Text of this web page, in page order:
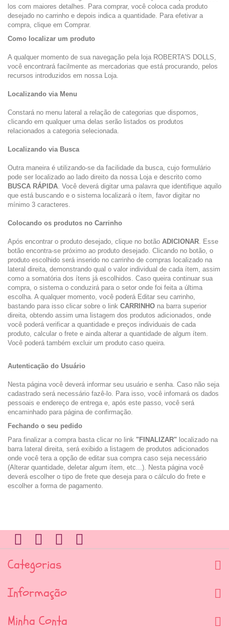
los com maiores detalhes. Para comprar, você coloca cada produto
desejado no carrinho e depois indica a quantidade. Para efetivar a
compra, clique em Comprar.
Como localizar um produto
A qualquer momento de sua navegação pela loja ROBERTA'S DOLLS,
você encontrará facilmente as mercadorias que está procurando, pelos
recursos introduzidos em nossa Loja.
Localizando via Menu
Constará no menu lateral a relação de categorias que dispomos,
clicando em qualquer uma delas serão listados os produtos
relacionados a categoria selecionada.
Localizando via Busca
Outra maneira é utilizando-se da facilidade da busca, cujo formulário
pode ser localizado ao lado direito da nossa Loja e descrito como
BUSCA RÁPIDA. Você deverá digitar uma palavra que identifique aquilo
que está buscando e o sistema localizará o ítem, favor digitar no
mínimo 3 caracteres.
Colocando os produtos no Carrinho
Após encontrar o produto desejado, clique no botão ADICIONAR. Esse
botão encontra-se próximo ao produto desejado. Clicando no botão, o
produto escolhido será inserido no carrinho de compras localizado na
lateral direita, demonstrando qual o valor individual de cada ítem, assim
como a somatória dos ítens já escolhidos. Caso queira continuar sua
compra, o sistema o conduzirá para o setor onde foi feita a última
escolha. A qualquer momento, você poderá Editar seu carrinho,
bastando para isso clicar sobre o link CARRINHO na barra superior
direita, obtendo assim uma listagem dos produtos adicionados, onde
você poderá verificar a quantidade e preços individuais de cada
produto, calcular o frete e ainda alterar a quantidade de algum ítem.
Você poderá também excluir um produto caso queira.
Autenticação do Usuário
Nesta página você deverá informar seu usuário e senha. Caso não seja
cadastrado será necessário fazê-lo. Para isso, você infomará os dados
pessoais e endereço de entrega e, após este passo, você será
encaminhado para página de confirmação.
Fechando o seu pedido
Para finalizar a compra basta clicar no link "FINALIZAR" localizado na
barra lateral direita, será exibido a listagem de produtos adicionados
onde você tera a opção de editar sua compra caso seja necessário
(Alterar quantidade, deletar algum ítem, etc...). Nesta página você
deverá escolher o tipo de frete que deseja para o cálculo do frete e
escolher a forma de pagamento.
Categorias
Informação
Minha Conta